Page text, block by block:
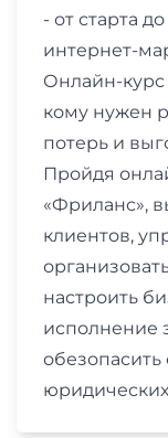
- от старта
интернет-
Онлайн-курс
кому нужен
потерь и
Пройдя
«Фриланс»,
клиентов,
настроить
исполнение